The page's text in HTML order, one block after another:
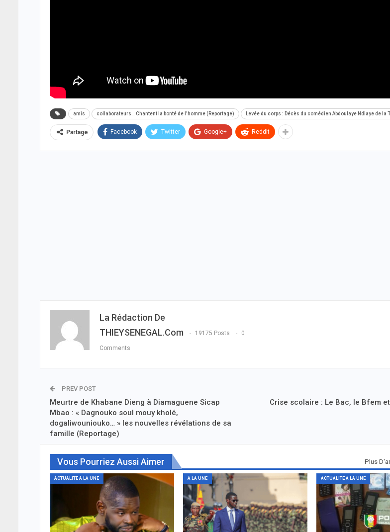
amis collaborateurs… Chantent la bonté de l’homme (Reportage) Levée du corps : Décès du comédien Abdoulaye Ndiaye de la
Partage Facebook Twitter Google+ ReddIt
La Rédaction De
THIEYSENEGAL.com
19175 Posts 0
Comments
PREV POST
Meurtre de Khabane Dieng à Diamaguene Sicap
Mbao : « Dagnouko soul mouy kholé,
dogaliwouniouko… » les nouvelles révélations de sa
famille (Reportage)
Crise scolaire : Le Bac, le Bfem
Vous Pourriez Aussi Aimer Plus
ACTUALITÉ À LA UNE A LA UNE ACTUALITÉ À LA UNE